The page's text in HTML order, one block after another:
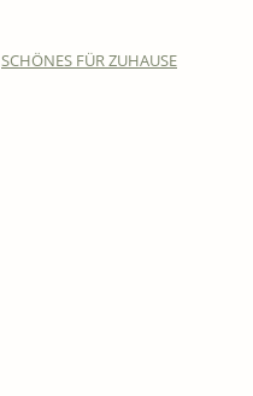
SCHÖNES FÜR ZUHAUSE